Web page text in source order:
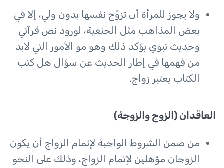
ولا يجوز للمرأة أن تزوّج نفسها بدون ولي، إلا في
بعض المذاهب مثل الحنفية، لورود نص قرآني
وحديث نبوي بؤكد ذلك وهو مو الأمور التي لابد
من فهمها في إطار الحديث عن سؤال هل كتب
الكتاب يعتبر زواج.
العاقدان (الزوج والزوجة)
من ضمن الشروط الواجبة لإتمام الزواج أن يكون
الزوجان مؤهلين لإتمام الزواج، وذلك على النحو